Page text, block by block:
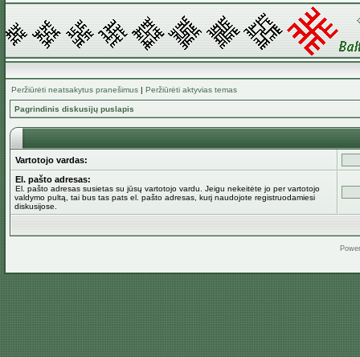
Peržiūrėti neatsakytus pranešimus | Peržiūrėti aktyvias temas
Pagrindinis diskusijų puslapis
Vartotojo vardas:
El. pašto adresas:
El. pašto adresas susietas su jūsų vartotojo vardu. Jeigu nekeitėte jo per vartotojo
valdymo pultą, tai bus tas pats el. pašto adresas, kurį naudojote registruodamiesi
diskusijose.